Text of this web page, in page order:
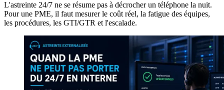
L'astreinte 24/7 ne se résume pas à décrocher un téléphone la nuit.
Pour une PME, il faut mesurer le coût réel, la fatigue des équipes,
les procédures, les GTI/GTR et l'escalade.